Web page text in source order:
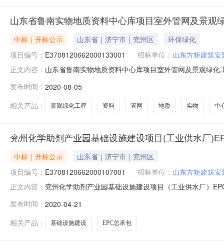
山东省鲁南实物地质资料中心库项目室外管网及景观
中标｜开标公示 山东省｜济宁市｜兖州区
环保绿化
项目编号： E3708120662000133001 招标单位： 山东方矩建筑
正文内容： 山东省鲁南实物地质资料中心库项目室外管网及景观绿
北建筑安装有限责任公司9408704.40天3山东明坤建筑工
发布时间： 2020-08-05
相关产品：
景观绿化工程 资料 管网 地质 实物 中
兖州化学助剂产业园基础设施建设项目(工业供水厂
中标｜开标公示
山东省｜济宁市｜兖州区
项目编号： E3708120662000107001 招标单位： 山东方矩建筑
正文内容： 兖州化学助剂产业园基础设施建设项目（工业供水厂）
限公司840000120天3山东龙畅建设工程有限公司
发布时间： 2020-04-21
相关产品：
基础设施建设 EPC总承包